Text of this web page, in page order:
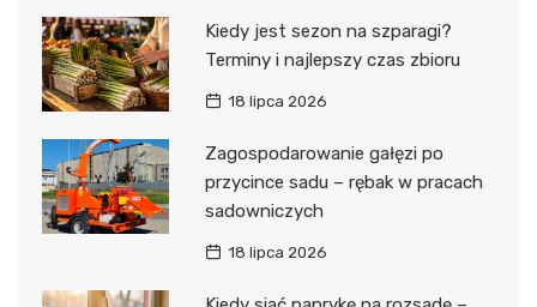
Kiedy jest sezon na szparagi?
Terminy i najlepszy czas zbioru
18 lipca 2026
Zagospodarowanie gałęzi po
przycince sadu – rębak w pracach
sadowniczych
18 lipca 2026